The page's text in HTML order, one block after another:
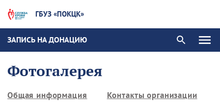
ГБУЗ «ПОКЦК»
ЗАПИСЬ НА ДОНАЦИЮ
Фотогалерея
Общая информация
Контакты организации